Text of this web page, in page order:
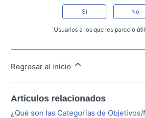
Sí No
Usuarios a los que les pareció
Regresar al inicio
Artículos relacionados
¿Qué son las Categorías de Objetivos/